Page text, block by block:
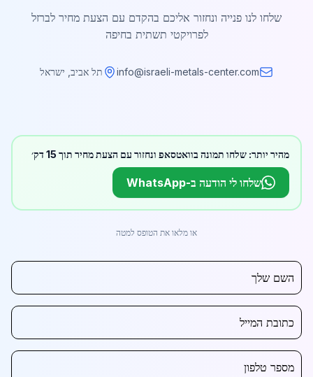
שלחו לנו פנייה ונחזור אליכם בהקדם עם הצעת מחיר לברזל
לפרויקטי תשתית בחיפה
info@israeli-metals-center.com תל אביב, ישראל
מהיר יותר: שלחו תמונה בוואטסאפ ונחזור עם הצעת מחיר תוך 15 דק׳
שלחו לי הודעה ב-WhatsApp
או מלאו את הטופס למטה